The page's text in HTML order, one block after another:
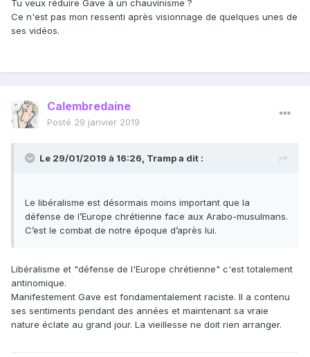
Tu veux réduire Gave à un chauvinisme ?
Ce n'est pas mon ressenti après visionnage de quelques unes de
ses vidéos.
Calembredaine
Posté 29 janvier 2019
Le 29/01/2019 à 16:26, Trampa dit :
Le libéralisme est désormais moins important que la
défense de l’Europe chrétienne face aux Arabo-musulmans.
C’est le combat de notre époque d’après lui.
Libéralisme et "défense de l'Europe chrétienne" c'est totalement
antinomique.
Manifestement Gave est fondamentalement raciste. Il a contenu
ses sentiments pendant des années et maintenant sa vraie
nature éclate au grand jour. La vieillesse ne doit rien arranger.